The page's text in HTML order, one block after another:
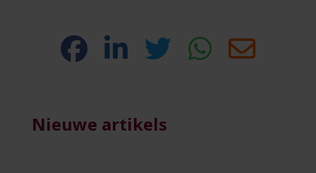
Nieuwe artikels